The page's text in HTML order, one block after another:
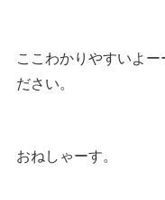
ここわかりやすいよ
ださい。
おねしゃーす。